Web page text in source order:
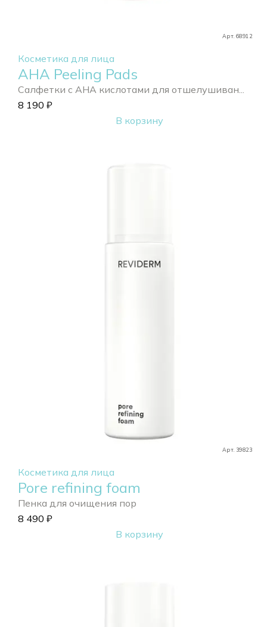
Арт. 68912
Косметика для лица
AHA Peeling Pads
Салфетки с AHA кислотами для отшелушиван...
8 190 ₽
В корзину
Арт. 39823
Косметика для лица
Pore refining foam
Пенка для очищения пор
8 490 ₽
В корзину